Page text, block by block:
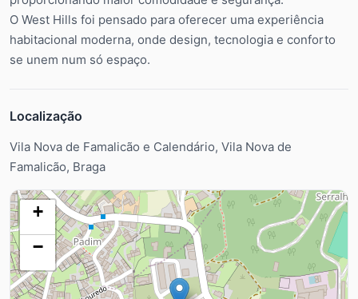
O West Hills foi pensado para oferecer uma experiência
habitacional moderna, onde design, tecnologia e conforto
se unem num só espaço.
Localização
Vila Nova de Famalicão e Calendário, Vila Nova de
Famalicão, Braga
+
−